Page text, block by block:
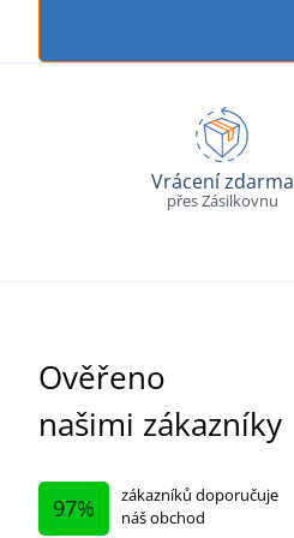
Vrácení zdarma
přes Zásilkovnu
Ověřeno
našimi zákazníky
97%
zákazníků doporučuje
náš obchod